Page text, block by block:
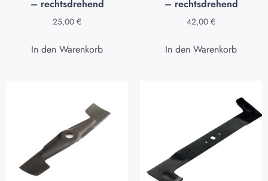
– rechtsdrehend
25,00 €
In den Warenkorb
– rechtsdrehend
42,00 €
In den Warenkorb